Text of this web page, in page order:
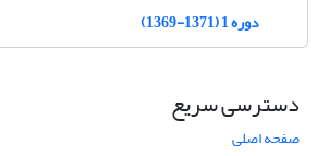
دوره 1 (1371-1369)
دسترسی سریع
صفحه اصلی